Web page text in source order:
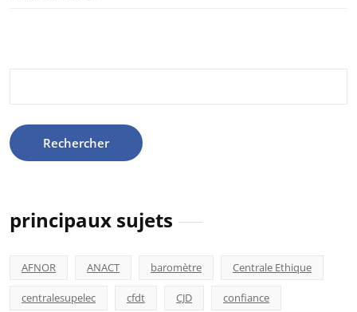
principaux sujets
AFNOR ANACT baromètre Centrale Ethique
centralesupelec cfdt CJD confiance